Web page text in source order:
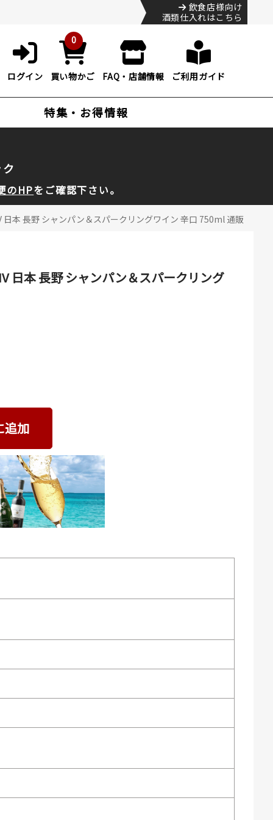
飲食店様向け
酒類仕入れはこちら
ログイン
0
買い物かご FAQ・店舗情報 ご利用ガイド
特集・お得情報
のHPをご確認下さい。
本 長野 シャンパン＆スパークリングワイン 辛口 750ml 通販
日本 長野 シャンパン＆スパークリング
追加